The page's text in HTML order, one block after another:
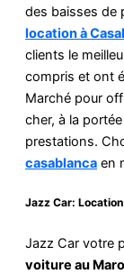
des baisses de
location à
clients le
compris et ont
Marché pour
cher, à la
prestations.
casablanca en
Jazz Car:
Jazz Car votre
voiture au